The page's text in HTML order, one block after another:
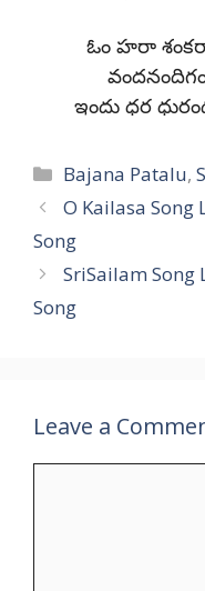
ఓం హరా
ఇందు ధర
Categories
Bajana Patalu,
O Kailasa
Song
SriSailam Song
Song
Leave a